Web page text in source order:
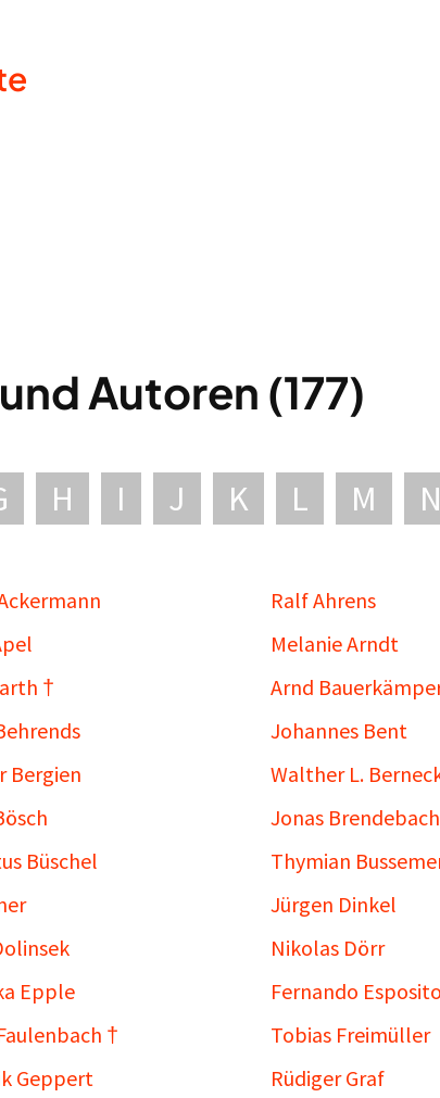
Autoren (177)
H I J K L M N
Ralf Ahrens
Melanie Arndt
† Arnd
Johannes Bent
Bergien Walther L.
Jonas Brendebach
Büschel Thymian
Jürgen Dinkel
Nikolas Dörr
Epple Fernando Esposito
† Tobias Freimüller
Geppert Rüdiger Graf